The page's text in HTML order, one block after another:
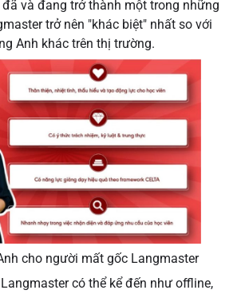
và đang trở thành một trong những
trở nên "khác biệt" nhất so với
Anh khác trên thị trường.
cho người mất gốc Langmaster
có thể kể đến như offline,